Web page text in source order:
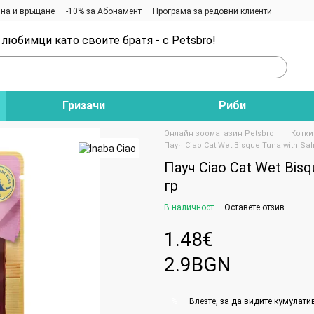
и връщане -10% за Абонамент Програма за редовни клиенти
като своите братя - с Petsbro!
Гризачи Риби
Онлайн зоомагазин Petsbro
Котки
Пауч Ciao Cat Wet Bisque Tuna with
Пауч Ciao Cat Wet
гр
В наличност Оставете отзив
1.48€
2.9BGN
Влезте , за да видите